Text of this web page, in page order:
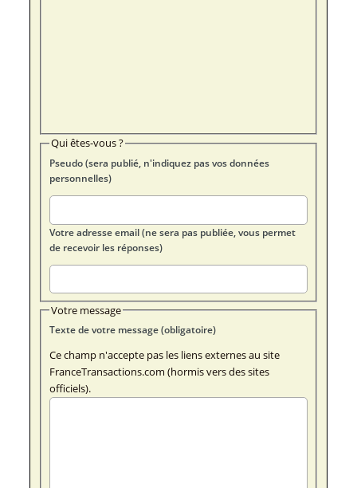
Qui êtes-vous ?
Pseudo (sera publié, n'indiquez pas vos données
personnelles)
Votre adresse email (ne sera pas publiée, vous permet
de recevoir les réponses)
Votre message
Texte de votre message (obligatoire)
Ce champ n'accepte pas les liens externes au site
FranceTransactions.com (hormis vers des sites
officiels).